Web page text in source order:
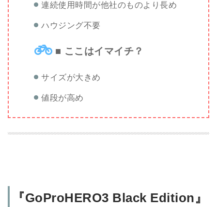
連続使用時間が他社のものより長め
ハウジング不要
■ ここはイマイチ？
サイズが大きめ
値段が高め
『GoProHERO3 Black Edition』